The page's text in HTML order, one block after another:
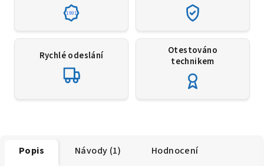
1991
Rychlé odeslání
Otestováno
technikem
Popis Návody (1) Hodnocení